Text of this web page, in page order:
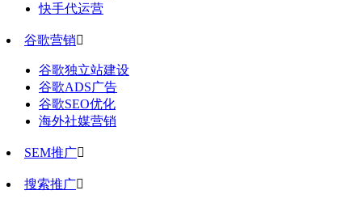
快手代运营
谷歌营销
谷歌独立站建设
谷歌ADS广告
谷歌SEO优化
海外社媒营销
SEM推广
搜索推广